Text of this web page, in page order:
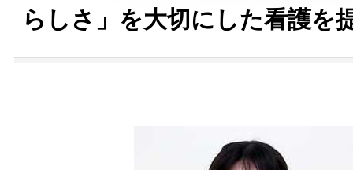
らしさ」を大切にした看護を